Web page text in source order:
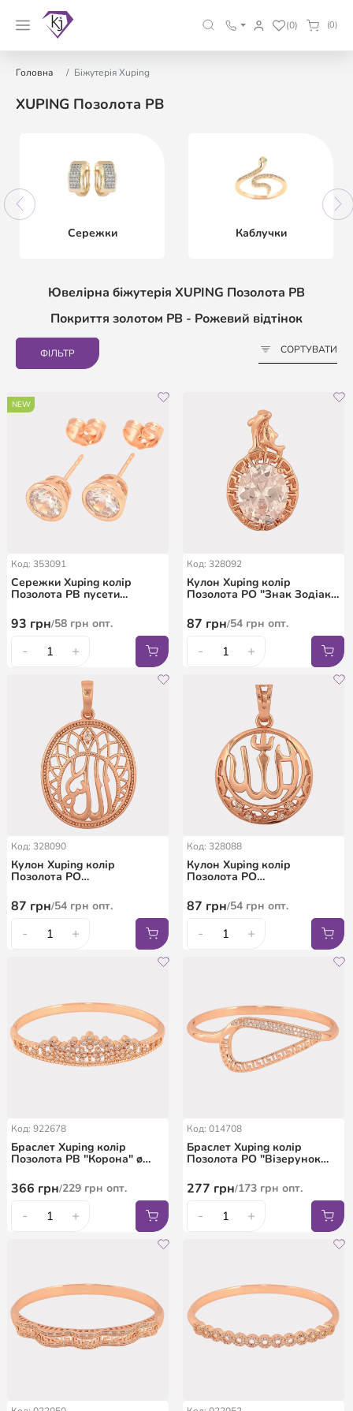
(0) (0)
Головна Біжутерія Xuping
XUPING Позолота РВ
Сережки Каблучки
Ювелірна біжутерія XUPING Позолота РВ
Покриття золотом РВ - Рожевий відтінок
ФІЛЬТР СОРТУВАТИ
NEW
Код: 353091
Сережки Xuping колір
Позолота РВ пусети
оправі" ø 8мм
93 грн/58 грн опт.
- +
Код: 328092
Кулон Xuping колір
Позолота РО "Знак Зодіаку
4мм
87 грн/54 грн опт.
- +
Код: 328090
Кулон Xuping колір
Позолота РО
написом Аллах" для
ланцюжка до 6мм
87 грн/54 грн опт.
- +
Код: 328088
Кулон Xuping колір
Позолота РО
написом Аллах" для
ланцюжка до 5мм
87 грн/54 грн опт.
- +
Код: 922678
Браслет Xuping колір
Позолота РВ "Корона" ø
366 грн/229 грн опт.
- +
Код: 014708
Браслет Xuping колір
Позолота РО "Візерунок
різьбленим орнаментом" ø
5,8см
277 грн/173 грн опт.
- +